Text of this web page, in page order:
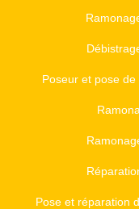
Poseur et pose
Pose et réparation